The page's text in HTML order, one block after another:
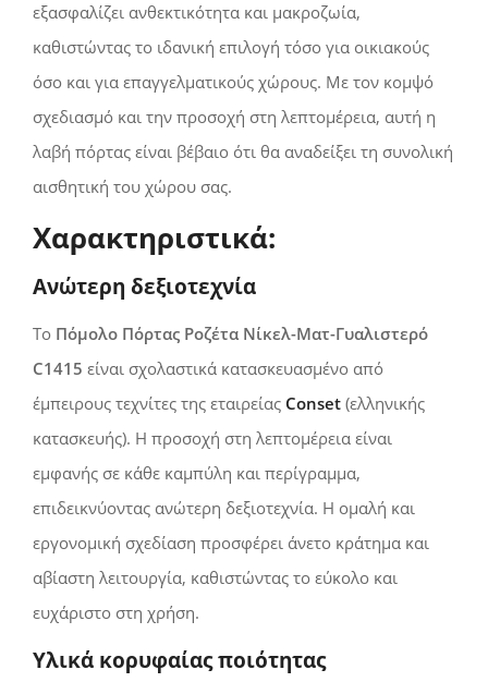
εξασφαλίζει ανθεκτικότητα και μακροζωία,
καθιστώντας το ιδανική επιλογή τόσο για οικιακούς
όσο και για επαγγελματικούς χώρους. Με τον κομψό
σχεδιασμό και την προσοχή στη λεπτομέρεια, αυτή η
λαβή πόρτας είναι βέβαιο ότι θα αναδείξει τη συνολική
αισθητική του χώρου σας.
Χαρακτηριστικά:
Ανώτερη δεξιοτεχνία
Το Πόμολο Πόρτας Ροζέτα Νίκελ-Ματ-Γυαλιστερό
C1415 είναι σχολαστικά κατασκευασμένο από
έμπειρους τεχνίτες της εταιρείας Conset (ελληνικής
κατασκευής). Η προσοχή στη λεπτομέρεια είναι
εμφανής σε κάθε καμπύλη και περίγραμμα,
επιδεικνύοντας ανώτερη δεξιοτεχνία. Η ομαλή και
εργονομική σχεδίαση προσφέρει άνετο κράτημα και
αβίαστη λειτουργία, καθιστώντας το εύκολο και
ευχάριστο στη χρήση.
Υλικά κορυφαίας ποιότητας